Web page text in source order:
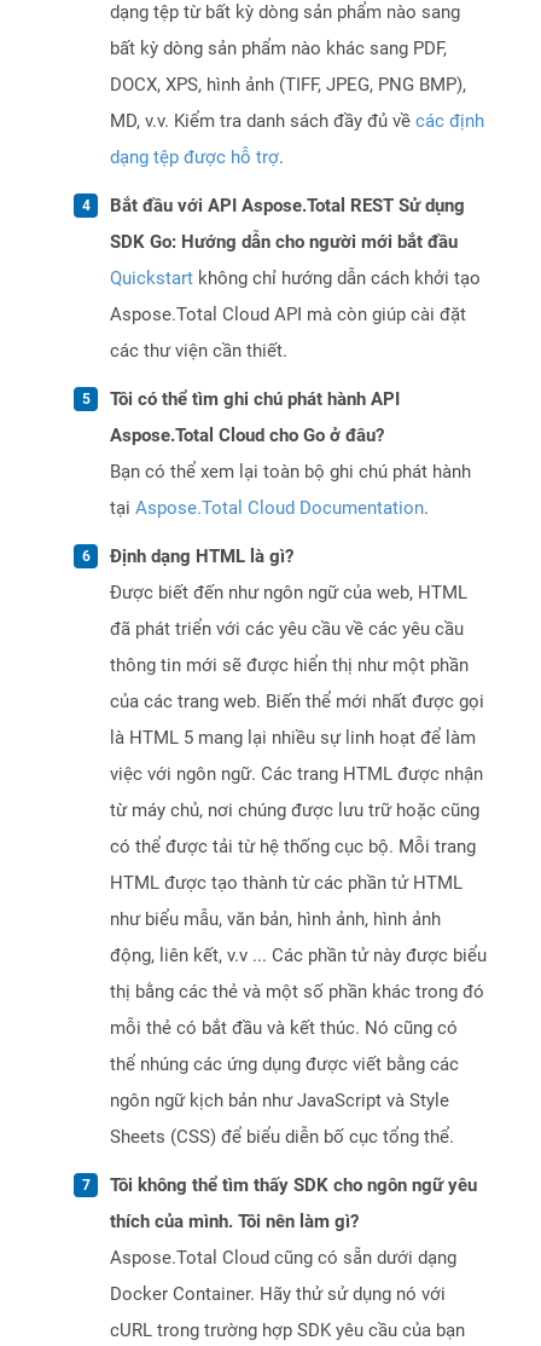
dạng tệp từ bất kỳ dòng sản phẩm nào sang
bất kỳ dòng sản phẩm nào khác sang PDF,
DOCX, XPS, hình ảnh (TIFF, JPEG, PNG BMP),
MD, v.v. Kiểm tra danh sách đầy đủ về các định
dạng tệp được hỗ trợ.
Bắt đầu với API Aspose.Total REST Sử dụng
SDK Go: Hướng dẫn cho người mới bắt đầu
Quickstart không chỉ hướng dẫn cách khởi tạo
Aspose.Total Cloud API mà còn giúp cài đặt
các thư viện cần thiết.
Tôi có thể tìm ghi chú phát hành API
Aspose.Total Cloud cho Go ở đâu?
Bạn có thể xem lại toàn bộ ghi chú phát hành
tại Aspose.Total Cloud Documentation.
Định dạng HTML là gì?
Được biết đến như ngôn ngữ của web, HTML
đã phát triển với các yêu cầu về các yêu cầu
thông tin mới sẽ được hiển thị như một phần
của các trang web. Biến thể mới nhất được gọi
là HTML 5 mang lại nhiều sự linh hoạt để làm
việc với ngôn ngữ. Các trang HTML được nhận
từ máy chủ, nơi chúng được lưu trữ hoặc cũng
có thể được tải từ hệ thống cục bộ. Mỗi trang
HTML được tạo thành từ các phần tử HTML
như biểu mẫu, văn bản, hình ảnh, hình ảnh
động, liên kết, v.v ... Các phần tử này được biểu
thị bằng các thẻ và một số phần khác trong đó
mỗi thẻ có bắt đầu và kết thúc. Nó cũng có
thể nhúng các ứng dụng được viết bằng các
ngôn ngữ kịch bản như JavaScript và Style
Sheets (CSS) để biểu diễn bố cục tổng thể.
Tôi không thể tìm thấy SDK cho ngôn ngữ yêu
thích của mình. Tôi nên làm gì?
Aspose.Total Cloud cũng có sẵn dưới dạng
Docker Container. Hãy thử sử dụng nó với
cURL trong trường hợp SDK yêu cầu của bạn